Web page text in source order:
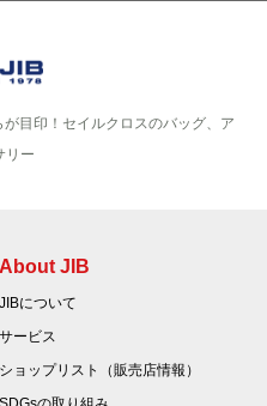
目印！セイルクロスのバッグ、ア
リー
About JIB
JIBについて
サービス
ショップリスト（販売店情報）